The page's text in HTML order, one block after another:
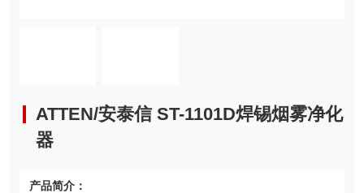
ATTEN/安泰信 ST-1101D焊锡烟雾净化
器
产品简介：